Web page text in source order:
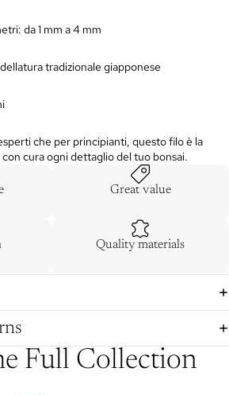
da 1 mm a 4 mm
tradizionale giapponese
che per principianti, questo filo è la
cura ogni dettaglio del tuo bonsai.
Great value
Quality materials
Full Collection